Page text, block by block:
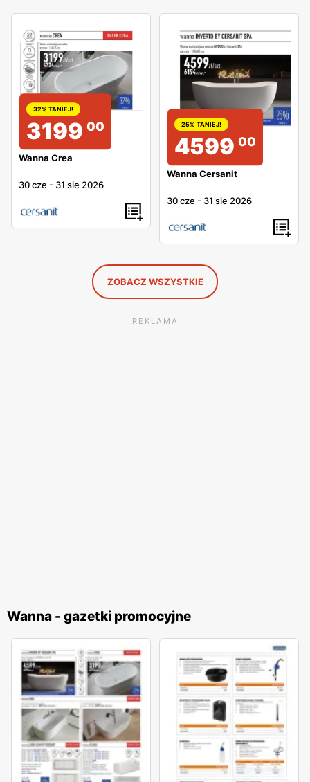
Leroy Merlin) proponują często wiele rabatów na wanny.
32% TANIEJ!
3199 00
Wanna Crea
30 cze - 31 sie 2026
25% TANIEJ!
4599 00
Wanna Cersanit
30 cze - 31 sie 2026
ZOBACZ WSZYSTKIE
REKLAMA
Wanna - gazetki promocyjne